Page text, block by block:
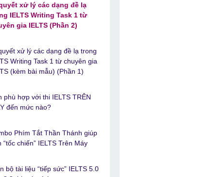
xử lý các dạng đề lạ
IELTS Writing Task 1 từ
gia IELTS (Phần 2)
xử lý các dạng đề lạ trong
Writing Task 1 từ chuyên gia
(kèm bài mẫu) (Phần 1)
phù hợp với thi IELTS TRÊN
đến mức nào?
Phím Tắt Thần Thánh giúp
“tốc chiến” IELTS Trên Máy
bộ tài liệu “tiếp sức” IELTS 5.0